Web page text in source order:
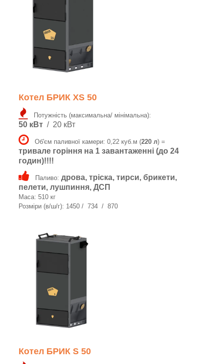
Котел БРИК XS 50
Потужність (максимальна/ мінімальна):
50 кВт / 20 кВт
Об'єм паливної камери: 0,22 куб.м (220 л) =
тривале горіння на 1 завантаженні (до 24
годин)!!!!
Паливо: дрова, тріска, тирси, брикети,
пелети, лушпиння, ДСП
Маса: 510 кг
Розміри (в/ш/г): 1450 / 734 / 870
Котел БРИК S 50